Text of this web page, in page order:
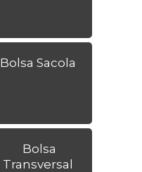
Bolsa Sacola
Bolsa
Transversal